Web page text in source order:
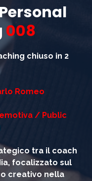
008
chiuso in 2
Romeo
/ Public
tra il coach
focalizzato sul
creativo nella